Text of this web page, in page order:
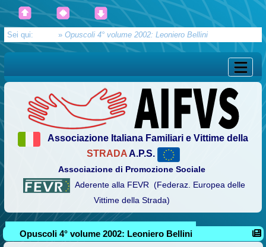
Sei qui: » Opuscoli 4° volume 2002: Leoniero Bellini
Associazione Italiana Familiari e Vittime della
STRADAA.P.S.
Associazione di Promozione Sociale
Aderente alla FEVR (Federaz. Europea delle
Vittime della Strada)
Opuscoli 4° volume 2002: Leoniero Bellini